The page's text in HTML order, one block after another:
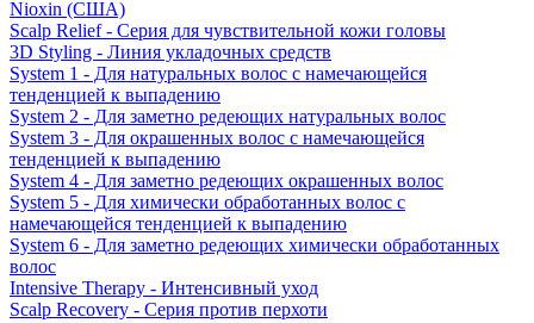
Nioxin (США)
Scalp Relief - Серия для чувствительной кожи головы
3D Styling - Линия укладочных средств
System 1 - Для натуральных волос с намечающейся
тенденцией к выпадению
System 2 - Для заметно редеющих натуральных волос
System 3 - Для окрашенных волос с намечающейся
тенденцией к выпадению
System 4 - Для заметно редеющих окрашенных волос
System 5 - Для химически обработанных волос с
намечающейся тенденцией к выпадению
System 6 - Для заметно редеющих химически обработанных
волос
Intensive Therapy - Интенсивный уход
Scalp Recovery - Серия против перхоти